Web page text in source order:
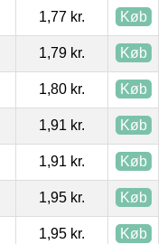
1,77 kr. Køb
1,79 kr. Køb
1,80 kr. Køb
1,91 kr. Køb
1,91 kr. Køb
1,95 kr. Køb
1,95 kr. Køb